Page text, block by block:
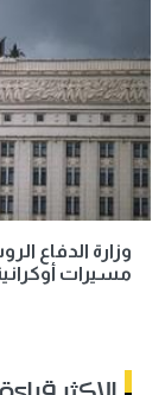
مسيرات